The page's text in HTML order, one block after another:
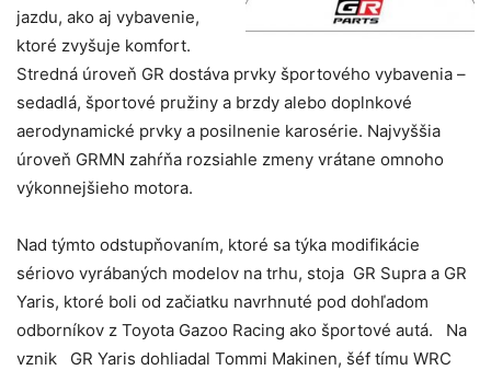
jazdu, ako aj vybavenie,
ktoré zvyšuje komfort.
Stredná úroveň GR dostáva prvky športového vybavenia –
sedadlá, športové pružiny a brzdy alebo doplnkové
aerodynamické prvky a posilnenie karosérie. Najvyššia
úroveň GRMN zahŕňa rozsiahle zmeny vrátane omnoho
výkonnejšieho motora.
Nad týmto odstupňovaním, ktoré sa týka modifikácie
sériovo vyrábaných modelov na trhu, stoja GR Supra a GR
Yaris, ktoré boli od začiatku navrhnuté pod dohľadom
odborníkov z Toyota Gazoo Racing ako športové autá. Na
vznik GR Yaris dohliadal Tommi Makinen, šéf tímu WRC